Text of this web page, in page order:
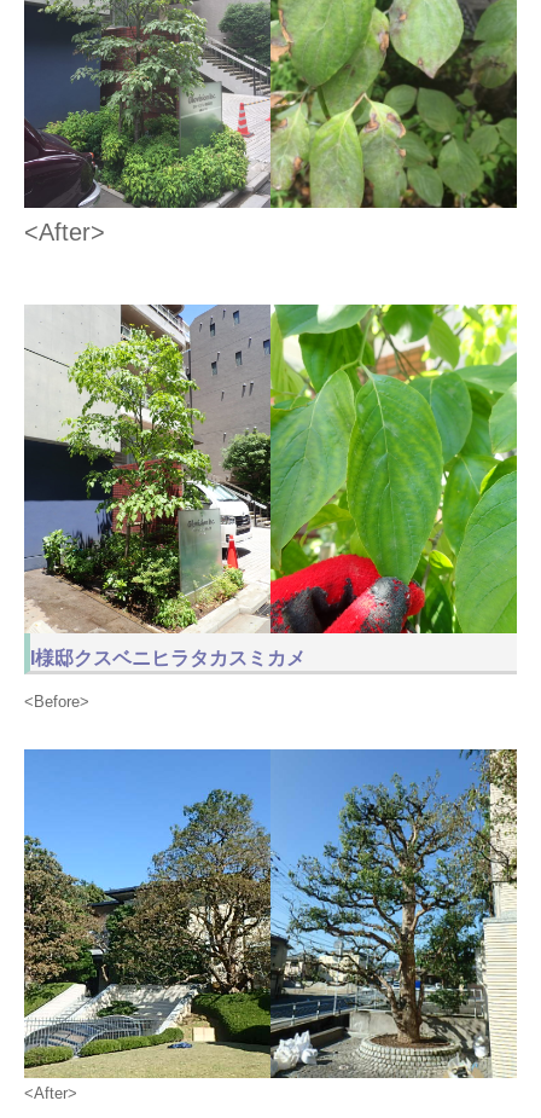
<After>
I様邸クスベニヒラタカスミカメ
<Before>
<After>